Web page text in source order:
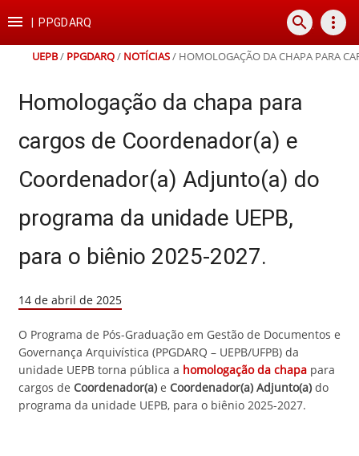
para
conteúdo
para
para
para
rodapé
 PPGDARQ search more_vert
UEPB/ PPGDARQ/ NOTÍCIAS/ HOMOLOGAÇÃO DA CHAPA PARA
Homologação da chapa para
cargos de Coordenador(a) e
Coordenador(a) Adjunto(a) do
programa da unidade UEPB,
para o biênio 2025-2027.
14 de abril de 2025
O Programa de Pós-Graduação em Gestão de Documentos e
Governança Arquivística (PPGDARQ – UEPB/UFPB) da
unidade UEPB torna pública a homologação da chapa para
cargos de Coordenador(a) e Coordenador(a) Adjunto(a) do
programa da unidade UEPB, para o biênio 2025-2027.